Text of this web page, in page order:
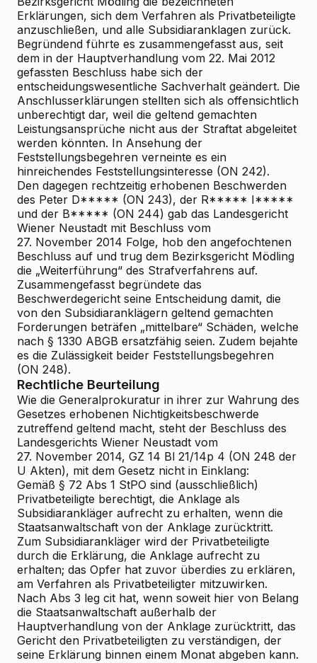
Erklärungen, sich dem Verfahren als Privatbeteiligte
anzuschließen, und alle Subsidiaranklagen zurück.
Begründend führte es zusammengefasst aus, seit
dem in der Hauptverhandlung vom 22. Mai 2012
gefassten Beschluss habe sich der
entscheidungswesentliche Sachverhalt geändert. Die
Anschlusserklärungen stellten sich als offensichtlich
unberechtigt dar, weil die geltend gemachten
Leistungsansprüche nicht aus der Straftat abgeleitet
werden könnten. In Ansehung der
Feststellungsbegehren verneinte es ein
hinreichendes Feststellungsinteresse (ON 242).
Den dagegen rechtzeitig erhobenen Beschwerden
des Peter D***** (ON 243), der R***** I*****
und der B***** (ON 244) gab das Landesgericht
Wiener Neustadt mit Beschluss vom
27. November 2014 Folge, hob den angefochtenen
Beschluss auf und trug dem Bezirksgericht Mödling
die „Weiterführung“ des Strafverfahrens auf.
Zusammengefasst begründete das
Beschwerdegericht seine Entscheidung damit, die
von den Subsidiaranklägern geltend gemachten
Forderungen beträfen „mittelbare“ Schäden, welche
nach § 1330 ABGB ersatzfähig seien. Zudem bejahte
es die Zulässigkeit beider Feststellungsbegehren
(ON 248).
Rechtliche Beurteilung
Wie die Generalprokuratur in ihrer zur Wahrung des
Gesetzes erhobenen Nichtigkeitsbeschwerde
zutreffend geltend macht, steht der Beschluss des
Landesgerichts Wiener Neustadt vom
27. November 2014, GZ 14 Bl 21/14p 4 (ON 248 der
U Akten), mit dem Gesetz nicht in Einklang:
Gemäß § 72 Abs 1 StPO sind (ausschließlich)
Privatbeteiligte berechtigt, die Anklage als
Subsidiarankläger aufrecht zu erhalten, wenn die
Staatsanwaltschaft von der Anklage zurücktritt.
Zum Subsidiarankläger wird der Privatbeteiligte
durch die Erklärung, die Anklage aufrecht zu
erhalten; das Opfer hat zuvor überdies zu erklären,
am Verfahren als Privatbeteiligter mitzuwirken.
Nach Abs 3 leg cit hat, wenn soweit hier von Belang
die Staatsanwaltschaft außerhalb der
Hauptverhandlung von der Anklage zurücktritt, das
Gericht den Privatbeteiligten zu verständigen, der
seine Erklärung binnen einem Monat abgeben kann.